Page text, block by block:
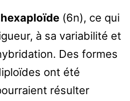
hexaploïde (6n), ce qui
à sa variabilité et
Des formes
ont été
résulter